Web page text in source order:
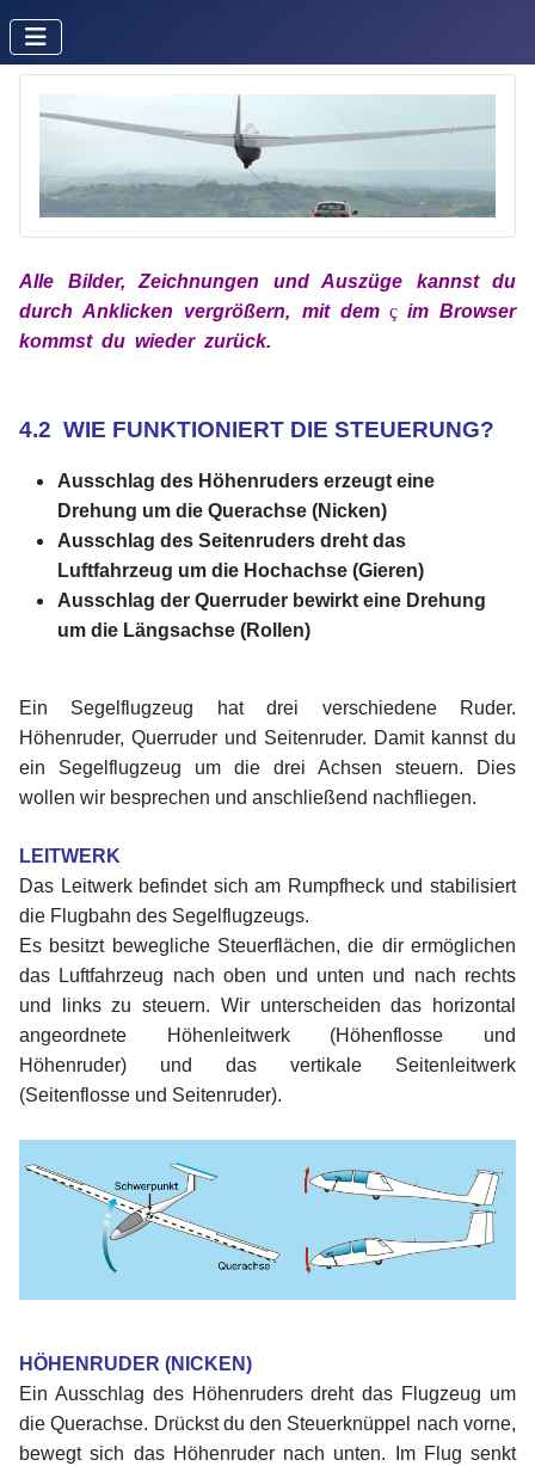
Alle Bilder, Zeichnungen und Auszüge kannst du
durch Anklicken vergrößern, mit demx çx imBrowser
kommst du wieder zurück.
4.2 WIE FUNKTIONIERT DIE STEUERUNG?
Ausschlag des Höhenruders erzeugt eine
Drehung um die Querachse (Nicken)
Ausschlag des Seitenruders dreht das
Luftfahrzeug um die Hochachse (Gieren)
Ausschlag der Querruder bewirkt eine Drehung
um die Längsachse (Rollen)
Ein Segelflugzeug hat drei verschiedene Ruder.
Höhenruder, Querruder und Seitenruder. Damit kannst du
ein Segelflugzeug um die drei Achsen steuern. Dies
wollen wir besprechen und anschließend nachfliegen.
LEITWERK
Das Leitwerk befindet sich am Rumpfheck und stabilisiert
die Flugbahn des Segelflugzeugs.
Es besitzt bewegliche Steuerflächen, die dir ermöglichen
das Luftfahrzeug nach oben und unten und nach rechts
und links zu steuern. Wir unterscheiden das horizontal
angeordnete Höhenleitwerk (Höhenflosse und
Höhenruder) und das vertikale Seitenleitwerk
(Seitenflosse und Seitenruder).
HÖHENRUDER (NICKEN)
Ein Ausschlag des Höhenruders dreht das Flugzeug um
die Querachse. Drückst du den Steuerknüppel nach vorne,
bewegt sich das Höhenruder nach unten. Im Flug senkt